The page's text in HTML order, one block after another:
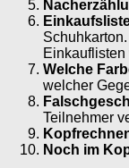
Welche
welcher
Teilnehmer
Noch im